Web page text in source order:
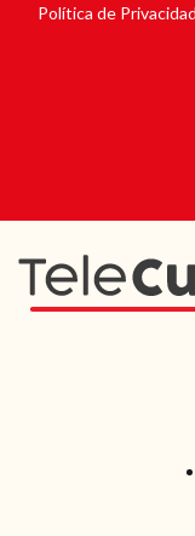
Política de